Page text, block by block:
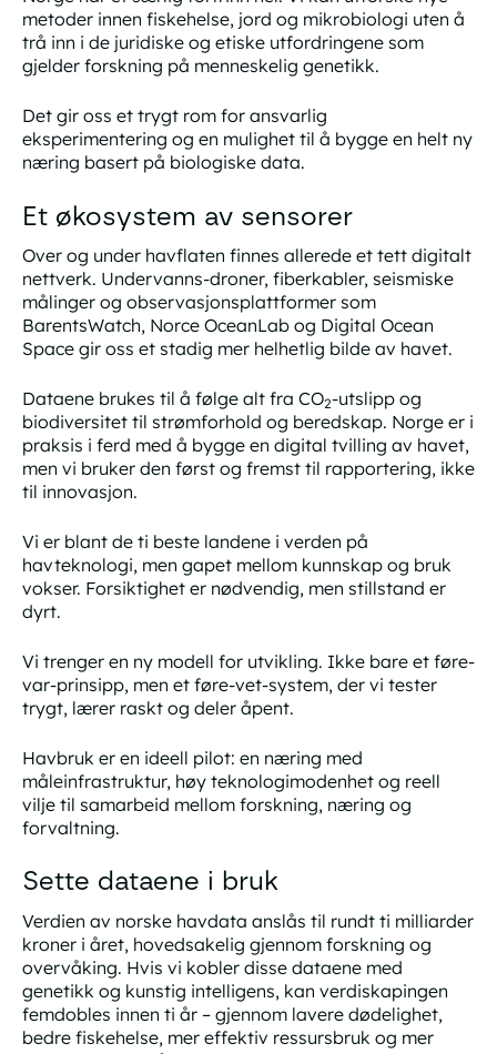
metoder innen fiskehelse, jord og mikrobiologi uten å
trå inn i de juridiske og etiske utfordringene som
gjelder forskning på menneskelig genetikk.
Det gir oss et trygt rom for ansvarlig
eksperimentering og en mulighet til å bygge en helt ny
næring basert på biologiske data.
Et økosystem av sensorer
Over og under havflaten finnes allerede et tett digitalt
nettverk. Undervanns-droner, fiberkabler, seismiske
målinger og observasjonsplattformer som
BarentsWatch, Norce OceanLab og Digital Ocean
Space gir oss et stadig mer helhetlig bilde av havet.
Dataene brukes til å følge alt fra CO2-utslipp og
biodiversitet til strømforhold og beredskap. Norge er i
praksis i ferd med å bygge en digital tvilling av havet,
men vi bruker den først og fremst til rapportering, ikke
til innovasjon.
Vi er blant de ti beste landene i verden på
havteknologi, men gapet mellom kunnskap og bruk
vokser. Forsiktighet er nødvendig, men stillstand er
dyrt.
Vi trenger en ny modell for utvikling. Ikke bare et føre-
var-prinsipp, men et føre-vet-system, der vi tester
trygt, lærer raskt og deler åpent.
Havbruk er en ideell pilot: en næring med
måleinfrastruktur, høy teknologimodenhet og reell
vilje til samarbeid mellom forskning, næring og
forvaltning.
Sette dataene i bruk
Verdien av norske havdata anslås til rundt ti milliarder
kroner i året, hovedsakelig gjennom forskning og
overvåking. Hvis vi kobler disse dataene med
genetikk og kunstig intelligens, kan verdiskapingen
femdobles innen ti år – gjennom lavere dødelighet,
bedre fiskehelse, mer effektiv ressursbruk og mer